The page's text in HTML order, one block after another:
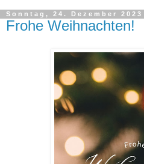
Sonntag, 24. Dezember 2023
Frohe Weihnachten!